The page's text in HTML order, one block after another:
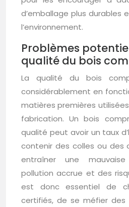
d’emballage plus durables
l’environnement.
Problèmes
qualité du bois
La qualité du bois
considérablement en
matières premières
fabrication. Un bois
qualité peut avoir un taux
contenir des colles ou des
entraîner une
pollution accrue et des
est donc essentiel de
certifiés, de se méfier